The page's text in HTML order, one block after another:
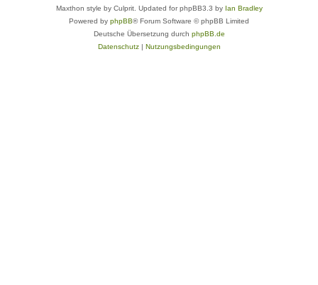
Maxthon style by Culprit. Updated for phpBB3.3 by Ian Bradley
Powered by phpBB® Forum Software © phpBB Limited
Deutsche Übersetzung durch phpBB.de
Datenschutz| Nutzungsbedingungen